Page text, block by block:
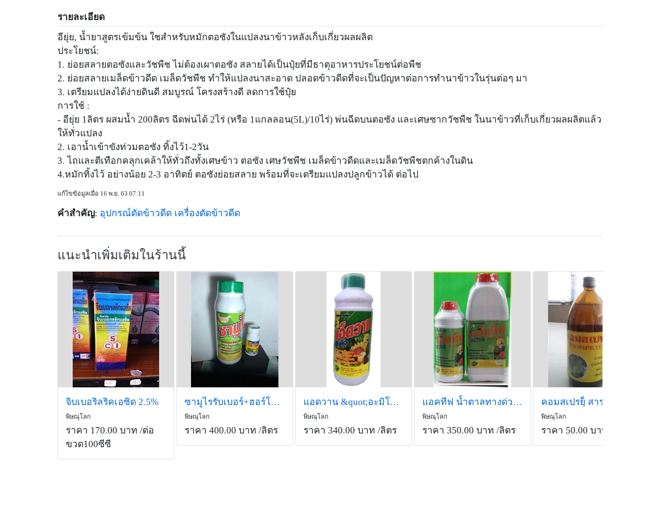
รายละเอียด
อียุ่ย, น้ำยาสูตรเข้มข้น ใชสำหรับหมักตอซังในแปลงนาข้าวหลังเก็บเกี่ยวผลผลิต
ประโยชน์:
1. ย่อยสลายตอซังและวัชพืช ไม่ต้องเผาตอซัง สลายได้เป็นปุ๋ยที่มีธาตุอาหารประโยชน์ต่อพืช
2. ย่อยสลายเมล็ดข้าวดีด เมล็ดวัชพืช ทำให้แปลงนาสะอาด ปลอดข้าวดีดที่จะเป็นปัญหาต่อการทำนาข้าวในรุ่นต่อๆ มา
3. เตรียมแปลงได้ง่ายดินดี สมบูรณ์ โครงสร้างดี ลดการใช้ปุ๋ย
การใช้ :
- อียุ่ย 1ลิตร ผสมน้ำ 200ลิตร ฉีดพ่นได้ 2ไร่ (หรือ 1แกลลอน(5L)/10ไร่) พ่นฉีดบนตอซัง และเศษซากวัชพืช ในนาข้าวที่เก็บเกี่ยวผลผลิตแล้ว
ให้ทั่วแปลง
2. เอาน้ำเข้าขังท่วมตอซัง ทิ้งไว้1-2วัน
3. ไถและตีเทือกคลุกเคล้าให้ทั่วถึงทั้งเศษข้าว ตอซัง เศษวัชพืช เมล็ดข้าวดีดและเมล็ดวัชพืชตกค้างในดิน
4.หมักทิ้งไว้ อย่างน้อย 2-3 อาทิตย์ ตอซังย่อยสลาย พร้อมที่จะเตรียมแปลงปลูกข้าวได้ ต่อไป
แก้ไขข้อมูลเมื่อ 16 พ.ย. 63 07:11
คำสำคัญ: อุปกรณ์ตัดข้าวดีด เครื่องตัดข้าวดีด
แนะนำเพิ่มเติมในร้านนี้
จิบเบอริลริคเอซิด 2.5%
พิษณุโลก
ราคา 170.00 บาท /ต่อ
ขวด100ซีซี
ซามูไรรับเบอร์+ฮอร์โมนเร่งน้ำยาง
พิษณุโลก
ราคา 400.00 บาท /ลิตร
แอดวาน &quot;อะมิโนพลัส+น้ำตาลทางด่วน&quot; ชุดเตรียมความพร้อมต้น
พิษณุโลก
ราคา 340.00 บาท /ลิตร
แอคทีฟ น้ำตาลทางด่วน ฉีดได้ทุกช่วง เป็นอาหารจานด่วนสำหรับพืช
พิษณุโลก
ราคา 350.00 บาท /ลิตร
พิษณุโลก
ราคา 50.00 บาท